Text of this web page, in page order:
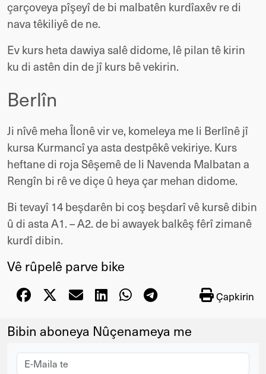
çarçoveya pîşeyî de bi malbatên kurdîaxêv re di
nava têkiliyê de ne.
Ev kurs heta dawiya salê didome, lê pilan tê kirin
ku di astên din de jî kurs bê vekirin.
Berlîn
Ji nîvê meha Îlonê vir ve, komeleya me li Berlînê jî
kursa Kurmancî ya asta destpêkê vekiriye. Kurs
heftane di roja Sêşemê de li Navenda Malbatan a
Rengîn bi rê ve diçe û heya çar mehan didome.
Bi tevayî 14 beşdarên bi coş beşdarî vê kursê dibin
û di asta A1. – A2. de bi awayek balkêş fêrî zimanê
kurdî dibin.
Vê rûpelê parve bike
Çapkirin
Bibin aboneya Nûçenameya me